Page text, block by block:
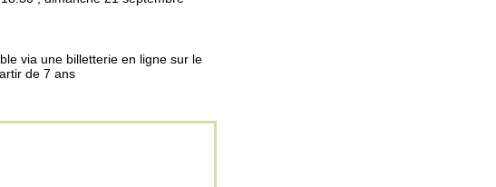
via une billetterie en ligne sur le
de 7 ans